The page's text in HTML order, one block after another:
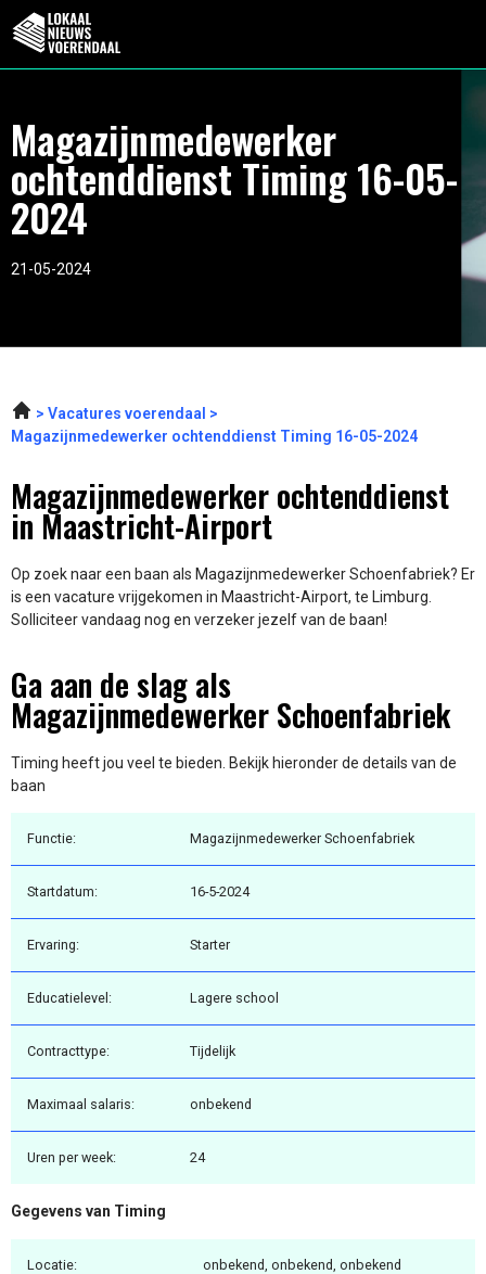
Magazijnmedewerker
ochtenddienst Timing 16-05-
2024
21-05-2024
Vacatures voerendaal
Magazijnmedewerker ochtenddienst Timing 16-05-2024
Magazijnmedewerker ochtenddienst
in Maastricht-Airport
Op zoek naar een baan als Magazijnmedewerker Schoenfabriek? Er
is een vacature vrijgekomen in Maastricht-Airport, te Limburg.
Solliciteer vandaag nog en verzeker jezelf van de baan!
Ga aan de slag als
Magazijnmedewerker Schoenfabriek
Timing heeft jou veel te bieden. Bekijk hieronder de details van de
baan
Functie: Magazijnmedewerker Schoenfabriek
Startdatum: 16-5-2024
Ervaring: Starter
Educatielevel: Lagere school
Contracttype: Tijdelijk
Maximaal salaris: onbekend
Uren per week: 24
Gegevens van Timing
Locatie: onbekend, onbekend, onbekend